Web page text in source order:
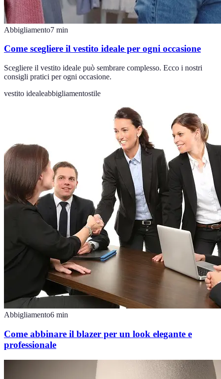
Abbigliamento7 min
Come scegliere il vestito ideale per ogni occasione
Scegliere il vestito ideale può sembrare complesso. Ecco i nostri
consigli pratici per ogni occasione.
vestito idealeabbigliamentostile
Abbigliamento6 min
Come abbinare il blazer per un look elegante e
professionale